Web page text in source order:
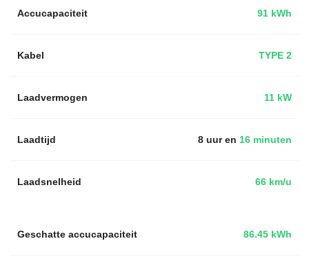
Accucapaciteit 91 kWh
Kabel TYPE 2
Laadvermogen 11 kW
Laadtijd 8 uur en 16 minuten
Laadsnelheid 66 km/u
86.45 kWh
Geschatte accucapaciteit